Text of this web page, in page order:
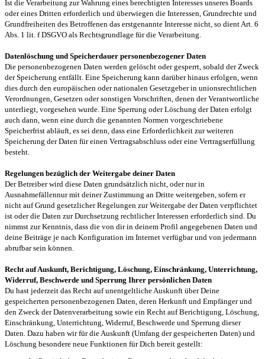
Ist die Verarbeitung zur Wahrung eines berechtigten Interesses unseres Boards
oder eines Dritten erforderlich und überwiegen die Interessen, Grundrechte und
Grundfreiheiten des Betroffenen das erstgenannte Interesse nicht, so dient Art. 6
Abs. 1 lit. f DSGVO als Rechtsgrundlage für die Verarbeitung.
Datenlöschung und Speicherdauer personenbezogener Daten
Die personenbezogenen Daten werden gelöscht oder gesperrt, sobald der Zweck
der Speicherung entfällt. Eine Speicherung kann darüber hinaus erfolgen, wenn
dies durch den europäischen oder nationalen Gesetzgeber in unionsrechtlichen
Verordnungen, Gesetzen oder sonstigen Vorschriften, denen der Verantwortliche
unterliegt, vorgesehen wurde. Eine Sperrung oder Löschung der Daten erfolgt
auch dann, wenn eine durch die genannten Normen vorgeschriebene
Speicherfrist abläuft, es sei denn, dass eine Erforderlichkeit zur weiteren
Speicherung der Daten für einen Vertragsabschluss oder eine Vertragserfüllung
besteht.
Regelungen bezüglich der Weitergabe deiner Daten
Der Betreiber wird diese Daten grundsätzlich nicht, oder nur in
Ausnahmefällennur mit deiner Zustimmung an Dritte weitergeben, sofern er
nicht auf Grund gesetzlicher Regelungen zur Weitergabe der Daten verpflichtet
ist oder die Daten zur Durchsetzung rechtlicher Interessen erforderlich sind. Du
nimmst zur Kenntnis, dass die von dir in deinem Profil angegebenen Daten und
deine Beiträge je nach Konfiguration im Internet verfügbar und von jedermann
abrufbar sein können.
Recht auf Auskunft, Berichtigung, Löschung, Einschränkung, Unterrichtung,
Widerruf, Beschwerde und Sperrung Ihrer persönlichen Daten
Du hast jederzeit das Recht auf unentgeltliche Auskunft über Deine
gespeicherten personenbezogenen Daten, deren Herkunft und Empfänger und
den Zweck der Datenverarbeitung sowie ein Recht auf Berichtigung, Löschung,
Einschränkung, Unterrichtung, Widerruf, Beschwerde und Sperrung dieser
Daten. Dazu haben wir für die Auskunft (Umfang der gespeicherten Daten) und
Löschung besondere neue Funktionen für Dich bereit gestellt: